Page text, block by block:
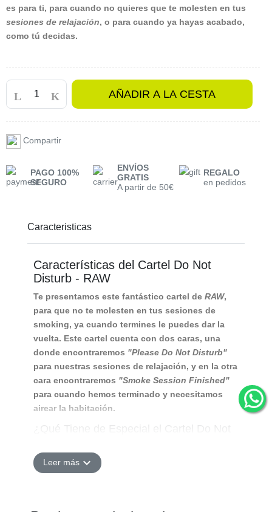
es para ti, para cuando no quieres que te molesten en tus
sesiones de relajación, o para cuando ya hayas acabado,
como tú decidas.
AÑADIR A LA CESTA
Compartir
PAGO 100%
SEGURO
ENVÍOS
GRATIS
A partir de 50€
REGALO
en pedidos
Caracteristicas
Características del Cartel Do Not
Disturb - RAW
Te presentamos este fantástico cartel de RAW,
para que no te molesten en tus sesiones de
smoking, ya cuando termines le puedes dar la
vuelta. Este cartel cuenta con dos caras, una
donde encontraremos "Please Do Not Disturb"
para nuestras sesiones de relajación, y en la otra
cara encontraremos "Smoke Session Finished"
para cuando hemos terminado y necesitamos
airear la habitación.
¿Qué Tiene de Especial el Cartel Do Not
El Cartel Do Not Disturb - RAW
amantes de la marca, ya que son productos
Leer más expand_more